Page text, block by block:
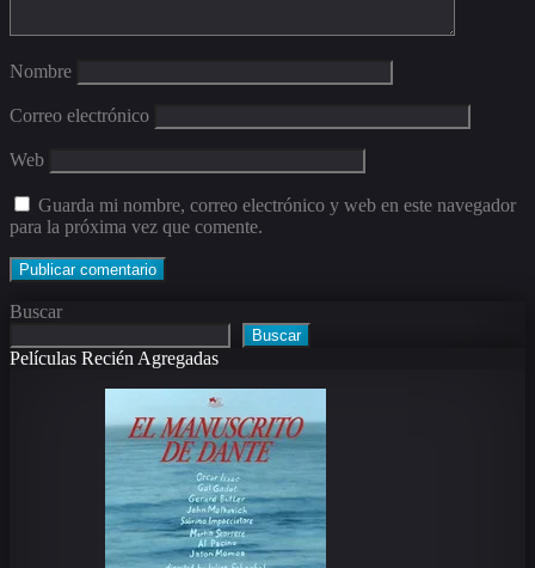
Nombre
Correo electrónico
Web
Guarda mi nombre, correo electrónico y web en este navegador
para la próxima vez que comente.
Buscar
Buscar
Películas Recién Agregadas